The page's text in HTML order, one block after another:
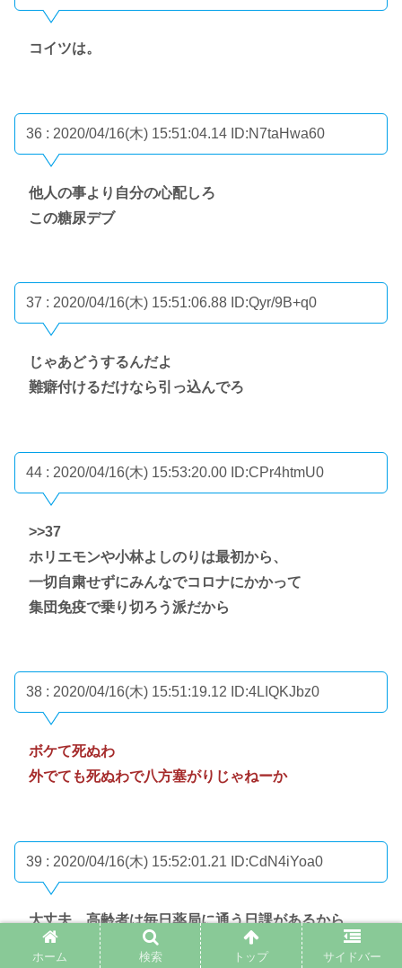
コイツは。
36 : 2020/04/16(木) 15:51:04.14 ID:N7taHwa60
他人の事より自分の心配しろ
この糖尿デブ
37 : 2020/04/16(木) 15:51:06.88 ID:Qyr/9B+q0
じゃあどうするんだよ
難癖付けるだけなら引っ込んでろ
44 : 2020/04/16(木) 15:53:20.00 ID:CPr4htmU0
>>37
ホリエモンや小林よしのりは最初から、
一切自粛せずにみんなでコロナにかかって
集団免疫で乗り切ろう派だから
38 : 2020/04/16(木) 15:51:19.12 ID:4LIQKJbz0
ボケて死ぬわ
外でても死ぬわで八方塞がりじゃねーか
39 : 2020/04/16(木) 15:52:01.21 ID:CdN4iYoa0
大丈夫、高齢者は毎日薬局に通う日課があるから
ホーム 検索 トップ サイドバー